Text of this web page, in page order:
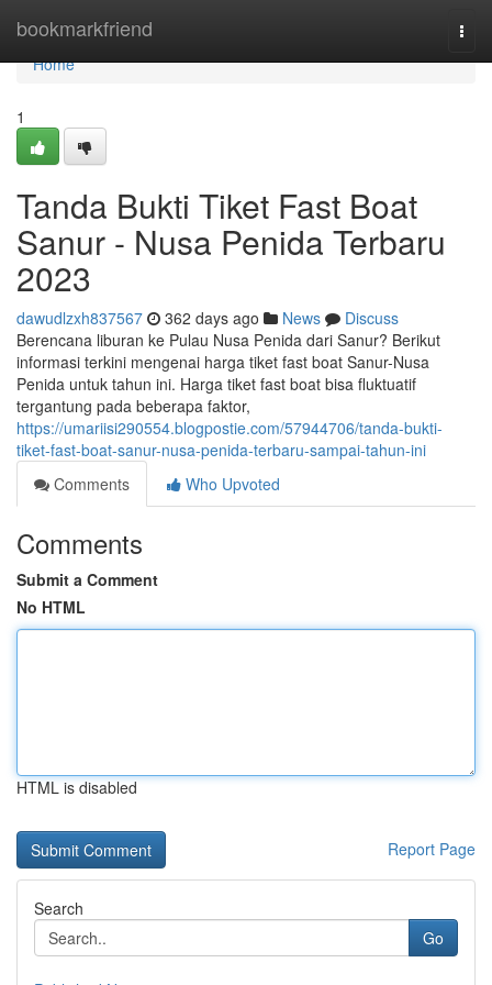
bookmarkfriend
Home
Home
1
Tanda Bukti Tiket Fast Boat
Sanur - Nusa Penida Terbaru
2023
dawudlzxh837567 362 days ago News
Discuss
Berencana liburan ke Pulau Nusa Penida dari Sanur? Berikut
informasi terkini mengenai harga tiket fast boat Sanur-Nusa
Penida untuk tahun ini. Harga tiket fast boat bisa fluktuatif
tergantung pada beberapa faktor,
https://umariisi290554.blogpostie.com/57944706/tanda-bukti-
tiket-fast-boat-sanur-nusa-penida-terbaru-sampai-tahun-ini
Comments
Who Upvoted
Comments
Submit a Comment
No HTML
HTML is disabled
Report Page
Search
Go